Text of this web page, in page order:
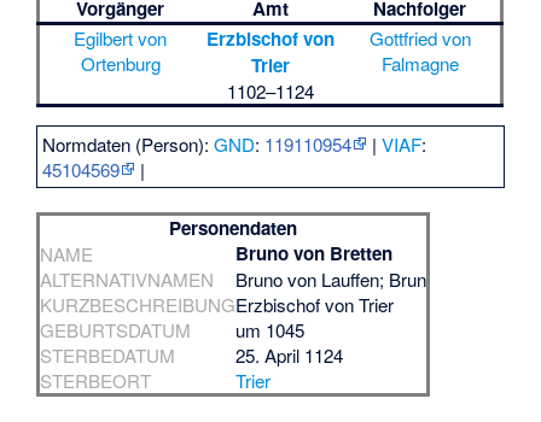
Vorgänger Amt Nachfolger
Egilbert von
Ortenburg
Erzbischof von
Trier
1102–1124
Gottfried von
Falmagne
Normdaten (Person):GND: 119110954 |VIAF:
45104569
|
Personendaten
NAME Bruno von Bretten
ALTERNATIVNAMEN
Bruno von Lauffen; Brun
KURZBESCHREIBUNGErzbischof von Trier
GEBURTSDATUM
um 1045
STERBEDATUM
25. April 1124
STERBEORT
Trier